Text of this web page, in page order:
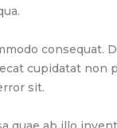
consequat.
cupidatat non
sit.